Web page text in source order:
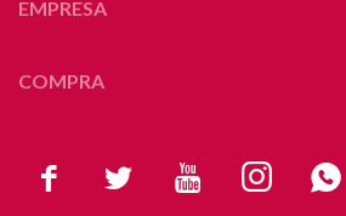
    
EMPRESA
COMPRA